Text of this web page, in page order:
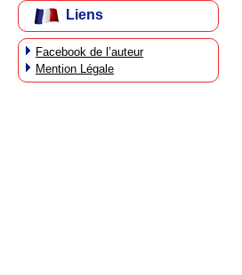
Liens
Facebook de l’auteur
Mention Légale